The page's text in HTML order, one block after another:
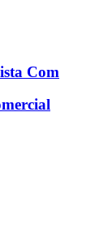
Com